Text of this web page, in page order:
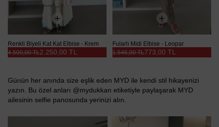
Renkli Biyeli Kat Kat Elbise - Krem
2.250,00 TL
4.500,00 TL
Fularlı Midi Elbise - Leopar
773,00 TL
1.546,00 TL
Günün her anında size eşlik eden MYD ile kendi stil hikayenizi
yazın. Bu özel anları @mydukkan etiketiyle paylaşarak MYD
ailesinin selfie panosunda yerinizi alın.